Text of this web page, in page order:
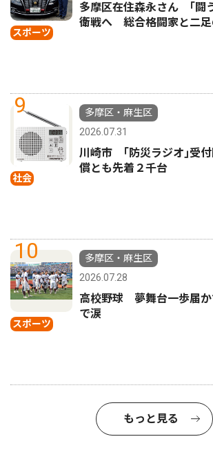
スポーツ
多摩区在住森永さん ｢闘
衛戦へ 総合格闘家と二足
9
社会
多摩区・麻生区
2026.07.31
川崎市 ｢防災ラジオ｣受
償とも先着２千台
10
スポーツ
多摩区・麻生区
2026.07.28
高校野球 夢舞台一歩届
で涙
もっと見る